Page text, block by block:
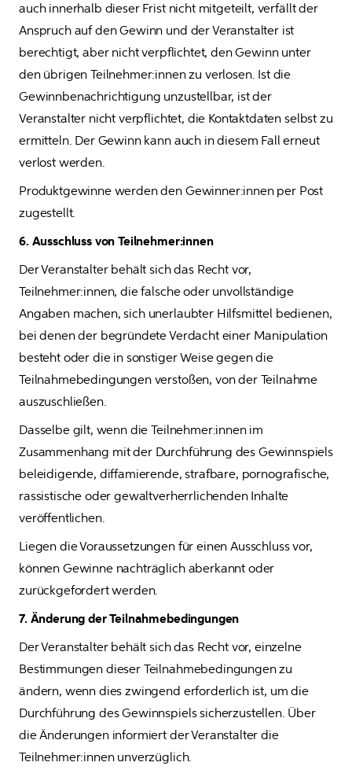
auch innerhalb dieser Frist nicht mitgeteilt, verfällt der
Anspruch auf den Gewinn und der Veranstalter ist
berechtigt, aber nicht verpflichtet, den Gewinn unter
den übrigen Teilnehmer:innen zu verlosen. Ist die
Gewinnbenachrichtigung unzustellbar, ist der
Veranstalter nicht verpflichtet, die Kontaktdaten selbst zu
ermitteln. Der Gewinn kann auch in diesem Fall erneut
verlost werden.
Produktgewinne werden den Gewinner:innen per Post
zugestellt.
6. Ausschluss von Teilnehmer:innen
Der Veranstalter behält sich das Recht vor,
Teilnehmer:innen, die falsche oder unvollständige
Angaben machen, sich unerlaubter Hilfsmittel bedienen,
bei denen der begründete Verdacht einer Manipulation
besteht oder die in sonstiger Weise gegen die
Teilnahmebedingungen verstoßen, von der Teilnahme
auszuschließen.
Dasselbe gilt, wenn die Teilnehmer:innen im
Zusammenhang mit der Durchführung des Gewinnspiels
beleidigende, diffamierende, strafbare, pornografische,
rassistische oder gewaltverherrlichenden Inhalte
veröffentlichen.
Liegen die Voraussetzungen für einen Ausschluss vor,
können Gewinne nachträglich aberkannt oder
zurückgefordert werden.
7. Änderung der Teilnahmebedingungen
Der Veranstalter behält sich das Recht vor, einzelne
Bestimmungen dieser Teilnahmebedingungen zu
ändern, wenn dies zwingend erforderlich ist, um die
Durchführung des Gewinnspiels sicherzustellen. Über
die Änderungen informiert der Veranstalter die
Teilnehmer:innen unverzüglich.